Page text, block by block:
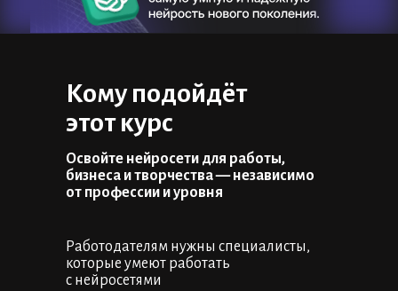
Работодателям нужны специалисты,
которые умеют работать
с нейросетями
Освойте нейросети для работы,
бизнеса и творчества — независимо
от профессии и уровня
Кому подойдёт
этот курс